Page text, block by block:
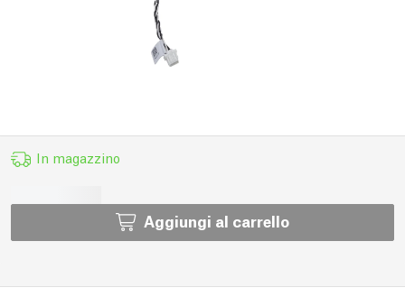
In magazzino
Aggiungi al carrello